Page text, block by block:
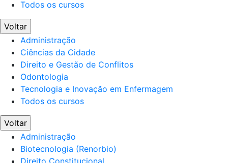
Todos os cursos
Voltar
Administração
Ciências da Cidade
Direito e Gestão de Conflitos
Odontologia
Tecnologia e Inovação em Enfermagem
Todos os cursos
Voltar
Administração
Biotecnologia (Renorbio)